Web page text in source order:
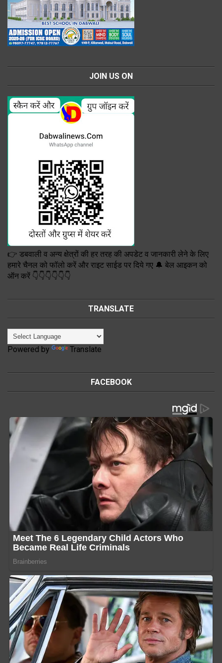
JOIN US ON
👉 डबवाली व अन्य क्षेत्रों की हर तरह की अपडेट व जानकारी लेने के लिए
हमारे चैनल को फॉलो करें और राइट साईड पर दिये गए 🔔 बेल आइकन को
ऑन करें 👇👇👇👇👇👇
TRANSLATE
Powered by Translate
FACEBOOK